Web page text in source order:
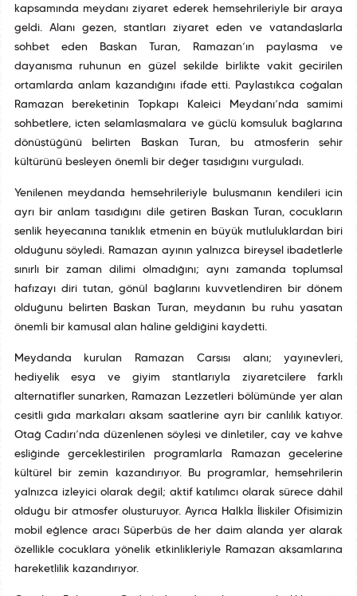
kapsamında meydanı ziyaret ederek hemşehrileriyle bir araya
geldi. Alanı gezen, stantları ziyaret eden ve vatandaşlarla
sohbet eden Başkan Turan, Ramazan’ın paylaşma ve
dayanışma ruhunun en güzel şekilde birlikte vakit geçirilen
ortamlarda anlam kazandığını ifade etti. Paylaştıkça çoğalan
Ramazan bereketinin Topkapı Kaleiçi Meydanı’nda samimi
sohbetlere, içten selamlaşmalara ve güçlü komşuluk bağlarına
dönüştüğünü belirten Başkan Turan, bu atmosferin şehir
kültürünü besleyen önemli bir değer taşıdığını vurguladı.
Yenilenen meydanda hemşehrileriyle buluşmanın kendileri için
ayrı bir anlam taşıdığını dile getiren Başkan Turan, çocukların
şenlik heyecanına tanıklık etmenin en büyük mutluluklardan biri
olduğunu söyledi. Ramazan ayının yalnızca bireysel ibadetlerle
sınırlı bir zaman dilimi olmadığını; aynı zamanda toplumsal
hafızayı diri tutan, gönül bağlarını kuvvetlendiren bir dönem
olduğunu belirten Başkan Turan, meydanın bu ruhu yaşatan
önemli bir kamusal alan hâline geldiğini kaydetti.
Meydanda kurulan Ramazan Çarşısı alanı; yayınevleri,
hediyelik eşya ve giyim stantlarıyla ziyaretçilere farklı
alternatifler sunarken, Ramazan Lezzetleri bölümünde yer alan
çeşitli gıda markaları akşam saatlerine ayrı bir canlılık katıyor.
Otağ Çadırı’nda düzenlenen söyleşi ve dinletiler, çay ve kahve
eşliğinde gerçekleştirilen programlarla Ramazan gecelerine
kültürel bir zemin kazandırıyor. Bu programlar, hemşehrilerin
yalnızca izleyici olarak değil; aktif katılımcı olarak sürece dâhil
olduğu bir atmosfer oluşturuyor. Ayrıca Halkla İlişkiler Ofisimizin
mobil eğlence aracı Süperbüs de her daim alanda yer alarak
özellikle çocuklara yönelik etkinlikleriyle Ramazan akşamlarına
hareketlilik kazandırıyor.